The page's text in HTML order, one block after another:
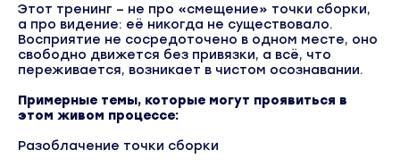
Этот тренинг – не про «смещение» точки сборки,
а про видение: её никогда не существовало.
Восприятие не сосредоточено в одном месте, оно
свободно движется без привязки, а всё, что
переживается, возникает в чистом осознавании.
Примерные темы, которые могут проявиться в
этом живом процессе:
Разоблачение точки сборки